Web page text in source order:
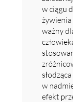
w ciągu
ważny
w
efekt